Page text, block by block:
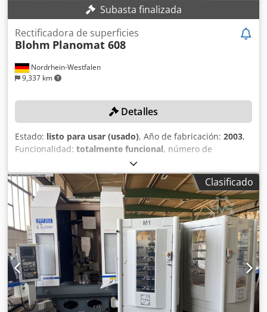
Subasta finalizada
Nordrhein-Westfalen
9,337 km
Rectificadora de superficies
Blohm Planomat 608
Detalles
Estado: listo para usar (usado), Año de fabricación: 2003,
Funcionalidad: totalmente funcional, número de
, longitud de rectificado:
ancho de lijado:600 mm, altura de rectificado:500 mm,
diámetro de disco rectificador:400 mm , tipo de control:
Control NC, DETALLES TÉCNICOS Control: NC Ergomatic
Longitud de rectificado: 800 mm Ancho de rectificado: 600
mm Altura de rectificado: 500 mm Diámetro de la muela:
400 mm EQUIPAMIENTO Placa de sujeción
electromagnética Sistema de limpieza de refrigerante
Dodpfjxl Sifox Aigekr
Clasificado